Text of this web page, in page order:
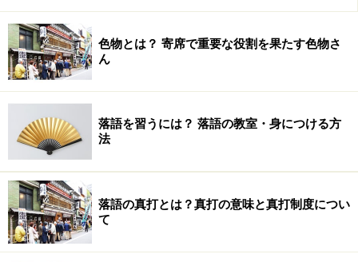
てしまったり、立場が逆転してしまうことです。代表的
な演目は子供にせがまれて買った凧で親の方が夢中にな
ってしまい、子供に呆れられる「初天神」。
■仕込み落ち（しこみおち）
落語のオチの醍醐味を最も味わえる、オチです。前半
で、オチに対する複線を含ませながら、噺を進め、後半
に前半で仕込んだ複線を踏まえつつ、オチに向かいま
す。代表的な演目は「時そば」「壷算」など、代表的な
落語の演目の多くが、この仕込み落ち。
色物とは？ 寄席で重要な役割を果たす色物さ
ん
落語を習うには？ 落語の教室・身につける方
法
落語の真打とは？真打の意味と真打制度につい
て